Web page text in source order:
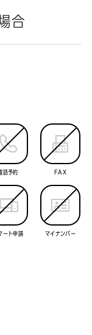
合
話予約 FAX
ート申請 マイナンバー